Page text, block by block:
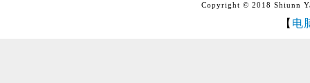
Copyright © 2018 Shiunn
【 电